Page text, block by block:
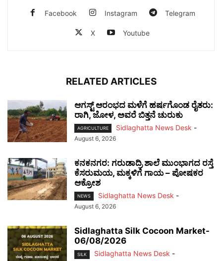
Facebook Instagram Telegram
X Youtube
RELATED ARTICLES
ಆಗಸ್ಟ್ ಆರಂಭದ ಮಳೆಗೆ ಹರ್ಷಗೊಂಡ ರೈತರು:
ರಾಗಿ, ಜೋಳ, ಅವರೆ ಬಿತ್ತನೆ ಚುರುಕು
AGRICULTURE Sidlaghatta News Desk -
August 6, 2026
ಕನಕನಗರ: ಗರುಡಾದ್ರಿ ಶಾಲೆ ಮುಂಭಾಗದ ರಸ್ತೆ
ಕೆಸರುಮಯ, ಮಕ್ಕಳಿಗೆ ಗಾಯ – ಪೋಷಕರ
ಆಕ್ರೋಶ
NEWS Sidlaghatta News Desk -
August 6, 2026
Sidlaghatta Silk Cocoon Market-
06/08/2026
SILK Sidlaghatta News Desk -